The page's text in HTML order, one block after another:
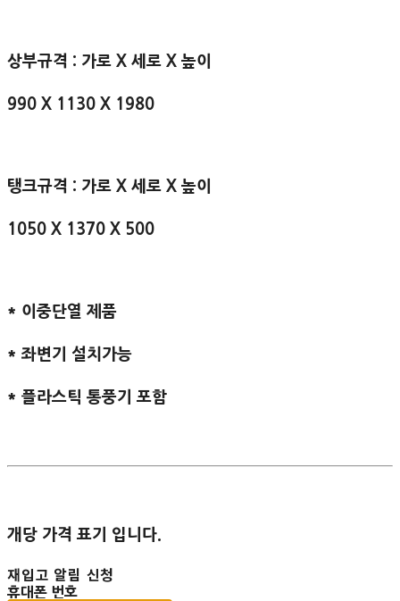
상부규격 : 가로 X 세로 X 높이
990 X 1130 X 1980
탱크규격 : 가로 X 세로 X 높이
1050 X 1370 X 500
* 이중단열 제품
* 좌변기 설치가능
* 플라스틱 통풍기 포함
개당 가격 표기 입니다.
재입고 알림 신청
휴대폰 번호